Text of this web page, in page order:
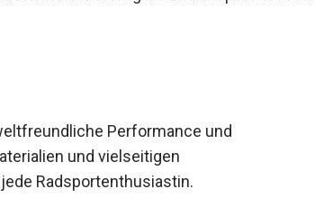
Wahl für längere und anspruchsvollere
Performance und
und vielseitigen